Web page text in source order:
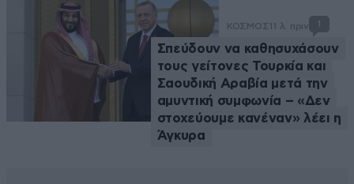
ΚΟΣΜΟΣ 11 λ. πριν 1
Σπεύδουν να καθησυχάσουν
τους γείτονες Τουρκία και
Σαουδική Αραβία μετά την
αμυντική συμφωνία – «Δεν
στοχεύουμε κανέναν» λέει η
Άγκυρα